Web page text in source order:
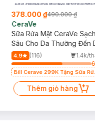
378.000 ₫490.000 ₫
CeraVe
Sữa Rửa Mặt CeraVe Sạch
Sâu Cho Da Thường Đến
Dầu 473ml
4.9 (116)
1.4k/
Bill Cerave 299K Tặng Sữa Rửa
Thêm giỏ hàng